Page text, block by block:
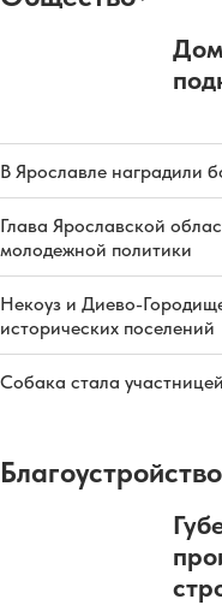
В Ярославле наградили
Глава Ярославской
молодежной политики
Некоуз и Диево-
исторических поселений
Собака стала
Благоустройство